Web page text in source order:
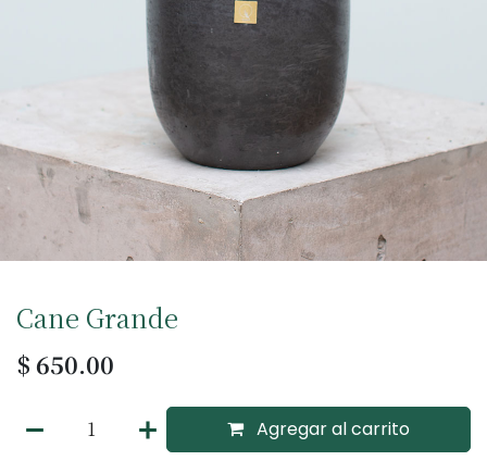
Cane Grande
$ 650.00
Agregar al carrito